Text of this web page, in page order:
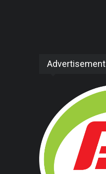
Advertisement